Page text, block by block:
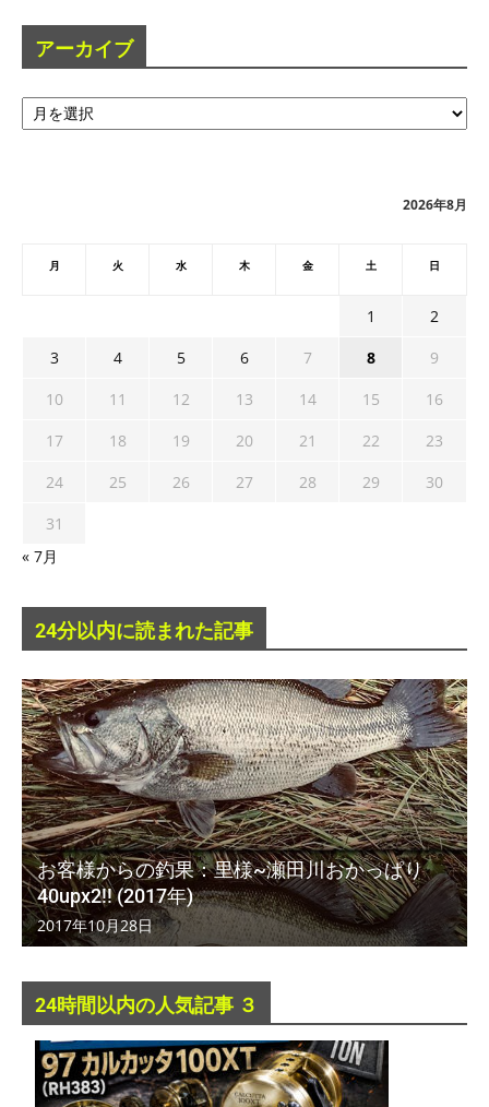
アーカイブ
ア
ー
2026年8月
月 火 水 木 金 土 日
1
2
3
4 5 6 7 8
9
10
11 12 13 14 15
16
17
18 19 20 21 22
23
24
25 26 27 28 29
30
31
« 7月
24分以内に読まれた記事
お客様からの釣果：里様~瀬田川おかっぱり
40upx2!! (2017年)
2017年10月28日
24時間以内の人気記事 ３